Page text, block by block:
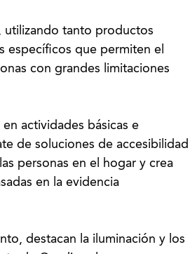
utilizando tanto productos
específicos que permiten el
con grandes limitaciones
actividades básicas e
de soluciones de accesibilidad
personas en el hogar y crea
en la evidencia
destacan la iluminación y los